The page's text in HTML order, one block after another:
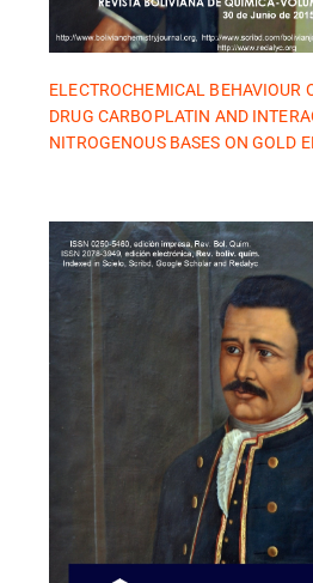
ELECTROCHEMICAL BEHAVIOUR
DRUG CARBOPLATIN AND
NITROGENOUS BASES ON GOLD